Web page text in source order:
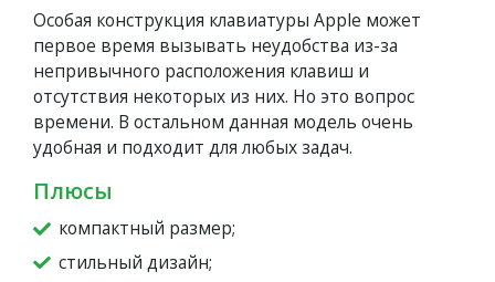
Особая конструкция клавиатуры Apple может
первое время вызывать неудобства из-за
непривычного расположения клавиш и
отсутствия некоторых из них. Но это вопрос
времени. В остальном данная модель очень
удобная и подходит для любых задач.
Плюсы
компактный размер;
стильный дизайн;